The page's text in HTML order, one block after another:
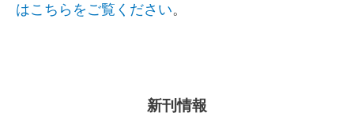
はこちらをご覧ください。
新刊情報